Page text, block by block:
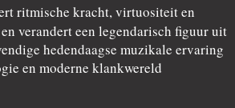
ritmische kracht, virtuositeit en
verandert een legendarisch figuur uit
hedendaagse muzikale ervaring
en moderne klankwereld